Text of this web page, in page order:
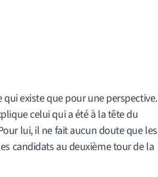
qui existe que pour une perspective.
celui qui a été à la tête du
lui, il ne fait aucun doute que les
candidats au deuxième tour de la